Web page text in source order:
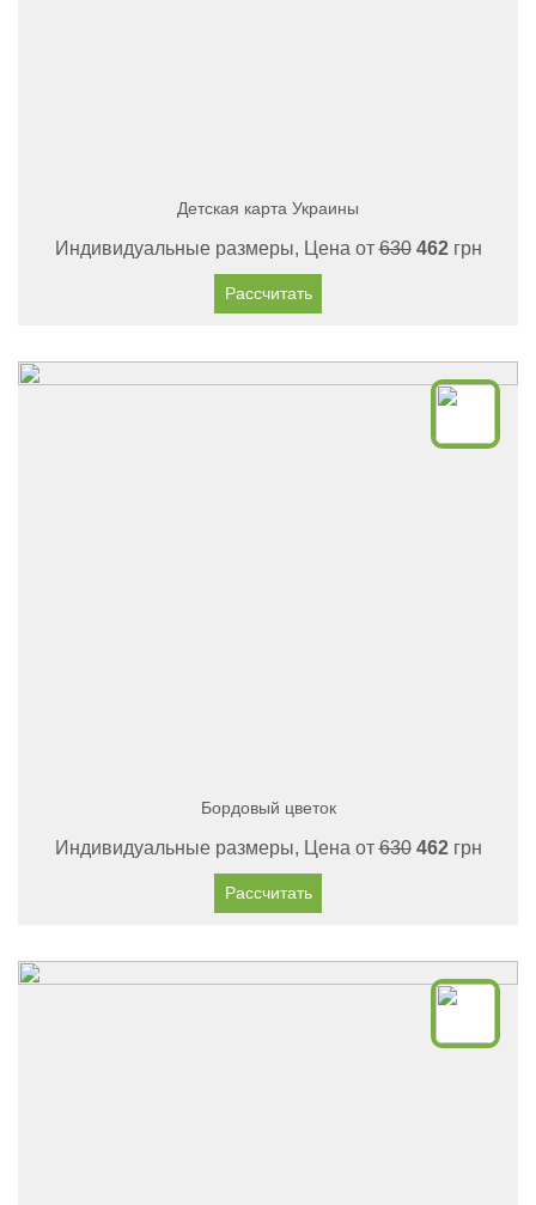
Детская карта Украины
Индивидуальные размеры, Цена от630 462грн
Рассчитать
Бордовый цветок
Индивидуальные размеры, Цена от630 462грн
Рассчитать